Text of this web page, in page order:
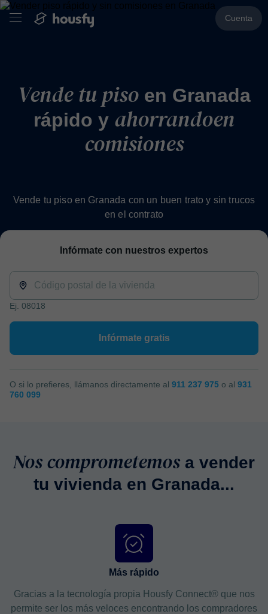
Cuenta
Vende tu pisoen Granada
rápido y ahorrandoen
comisiones
Vende tu piso en Granada con un buen trato y sin trucos
en el contrato
Infórmate con nuestros expertos
Ej. 08018
Infórmate gratis
O si lo prefieres, llámanos directamente al 911 237 975 o al 931
760 099
Nos comprometemos a vender
tu vivienda en Granada...
Más rápido
Gracias a la tecnología propia Housfy Connect® que nos
permite ser los más veloces encontrando los compradores